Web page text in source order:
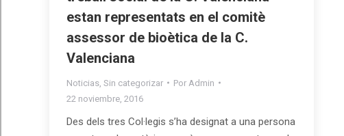
estan representats en el comitè
assessor de bioètica de la C.
Valenciana
Noticias Sin categorizar Por Admin
22 noviembre, 2016
Des dels tres Col·legis s’ha designat a una persona